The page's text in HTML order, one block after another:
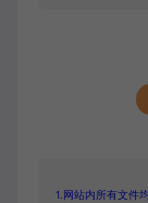
1.网站内所有文件